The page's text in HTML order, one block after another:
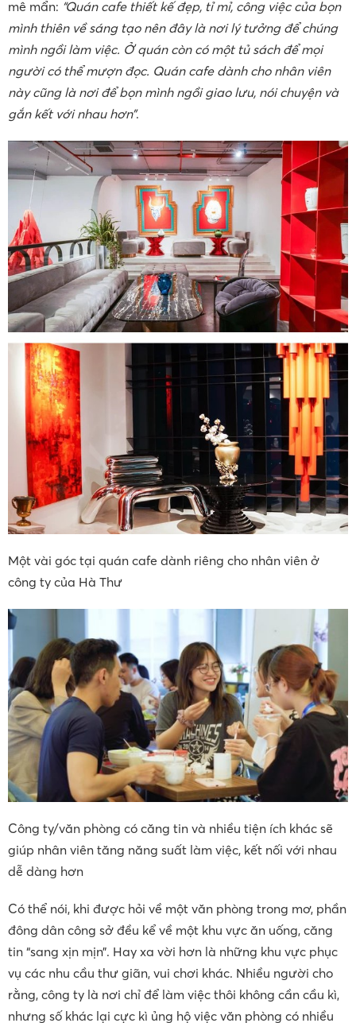
mê mẩn: “Quán cafe thiết kế đẹp, tỉ mỉ, công việc của bọn
mình thiên về sáng tạo nên đây là nơi lý tưởng để chúng
mình ngồi làm việc. Ở quán còn có một tủ sách để mọi
người có thể mượn đọc. Quán cafe dành cho nhân viên
này cũng là nơi để bọn mình ngồi giao lưu, nói chuyện và
gắn kết với nhau hơn”.
Một vài góc tại quán cafe dành riêng cho nhân viên ở
công ty của Hà Thư
Công ty/văn phòng có căng tin và nhiều tiện ích khác sẽ
giúp nhân viên tăng năng suất làm việc, kết nối với nhau
dễ dàng hơn
Có thể nói, khi được hỏi về một văn phòng trong mơ, phần
đông dân công sở đều kể về một khu vực ăn uống, căng
tin “sang xịn mịn”. Hay xa vời hơn là những khu vực phục
vụ các nhu cầu thư giãn, vui chơi khác. Nhiều người cho
rằng, công ty là nơi chỉ để làm việc thôi không cần cầu kì,
nhưng số khác lại cực kì ủng hộ việc văn phòng có nhiều